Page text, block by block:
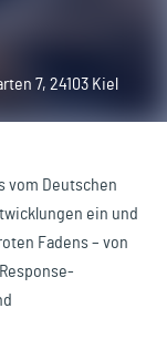
7, 24103 Kiel
vom Deutschen
ein und
Fadens – von